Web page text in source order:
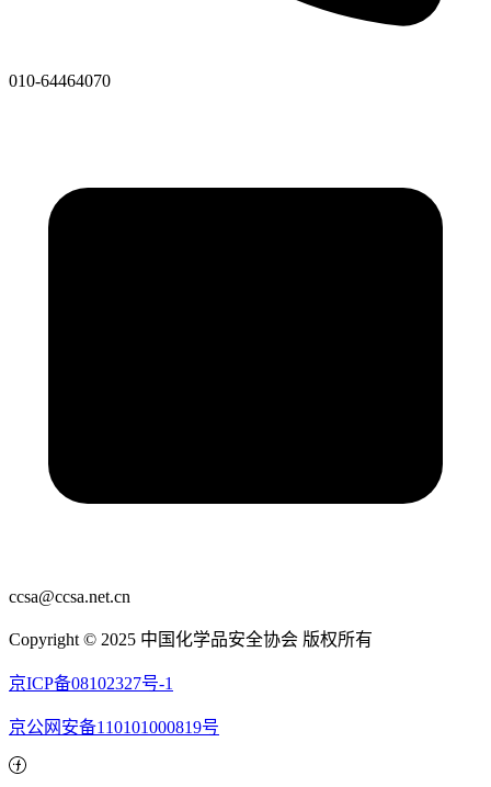
010-64464070
ccsa@ccsa.net.cn
Copyright © 2025 中国化学品安全协会 版权所有
京ICP备08102327号-1
京公网安备110101000819号